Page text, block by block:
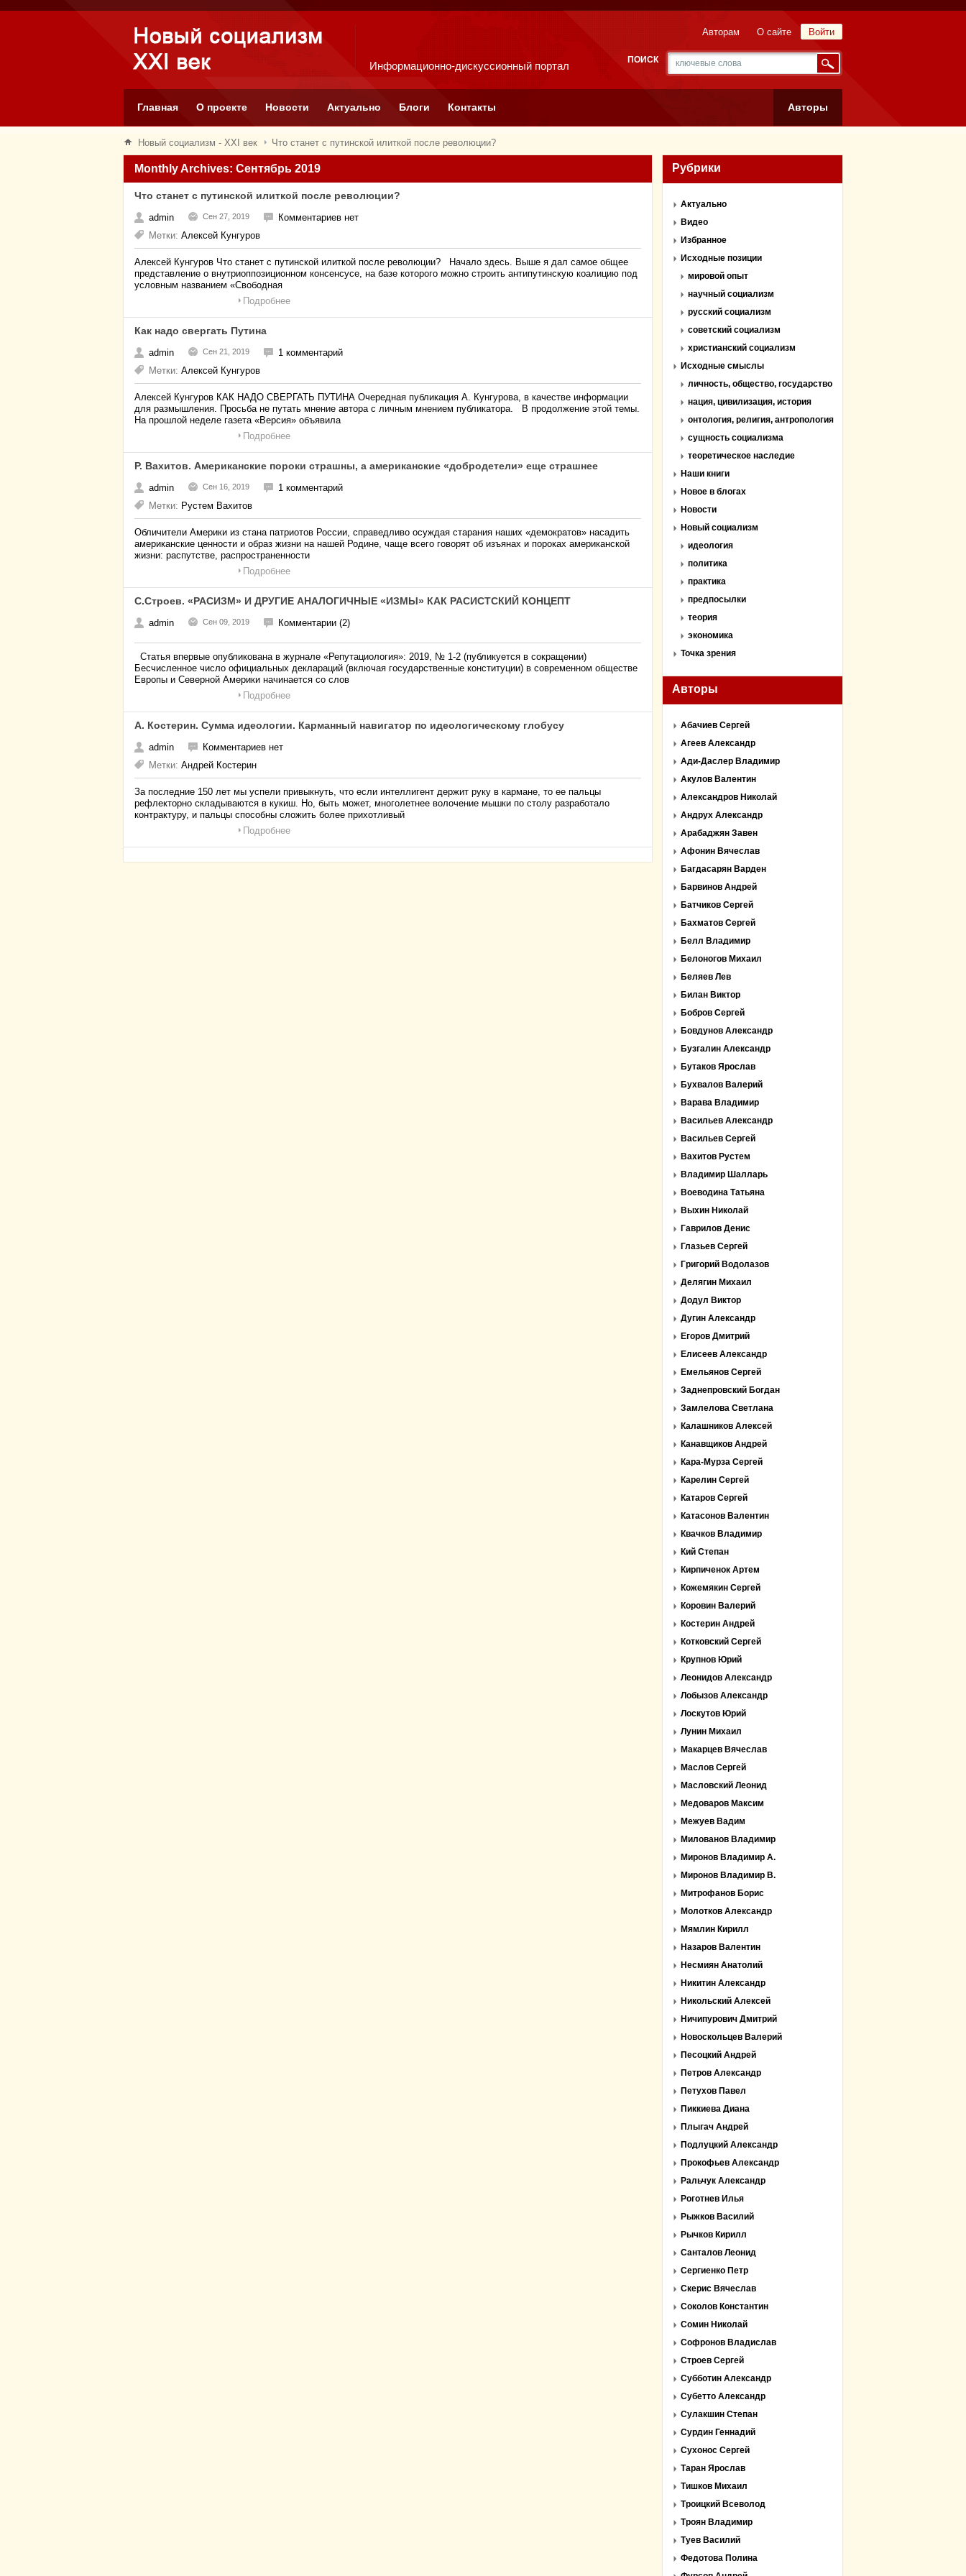
Информационно-дискуссионный портал
Войти
Авторам О сайте
ПОИСК
Главная О проекте Новости Актуально Блоги Контакты Авторы
Новый социализм - XXI век Что станет с путинской илиткой после революции?
Monthly Archives: Сентябрь 2019
Что станет с путинской илиткой после революции?
admin Сен 27, 2019
Комментариев нет
Метки: Алексей Кунгуров
Алексей Кунгуров Что станет с путинской илиткой после революции? Начало здесь. Выше я дал самое общее
представление о внутриоппозиционном консенсусе, на базе которого можно строить антипутинскую коалицию под
условным названием «Свободная
Подробнее
Как надо свергать Путина
admin Сен 21, 2019
1 комментарий
Метки: Алексей Кунгуров
Алексей Кунгуров КАК НАДО СВЕРГАТЬ ПУТИНА Очередная публикация А. Кунгурова, в качестве информации
для размышления. Просьба не путать мнение автора с личным мнением публикатора. В продолжение этой темы.
На прошлой неделе газета «Версия» объявила
Подробнее
Р. Вахитов. Американские пороки страшны, а американские «добродетели» еще страшнее
admin Сен 16, 2019
1 комментарий
Метки: Рустем Вахитов
Обличители Америки из стана патриотов России, справедливо осуждая старания наших «демократов» насадить
американские ценности и образ жизни на нашей Родине, чаще всего говорят об изъянах и пороках американской
жизни: распутстве, распространенности
Подробнее
С.Строев. «РАСИЗМ» И ДРУГИЕ АНАЛОГИЧНЫЕ «ИЗМЫ» КАК РАСИСТСКИЙ КОНЦЕПТ
admin Сен 09, 2019 Комментарии (2)
Статья впервые опубликована в журнале «Репутациология»: 2019, № 1-2 (публикуется в сокращении)
Бесчисленное число официальных деклараций (включая государственные конституции) в современном обществе
Европы и Северной Америки начинается со слов
Подробнее
А. Костерин. Сумма идеологии. Карманный навигатор по идеологическому глобусу
admin
Комментариев нет
Метки: Андрей Костерин
За последние 150 лет мы успели привыкнуть, что если интеллигент держит руку в кармане, то ее пальцы
рефлекторно складываются в кукиш. Но, быть может, многолетнее волочение мышки по столу разработало
контрактуру, и пальцы способны сложить более прихотливый
Подробнее
Рубрики
Актуально
Видео
Избранное
Исходные позиции
мировой опыт
научный социализм
русский социализм
советский социализм
христианский социализм
Исходные смыслы
личность, общество, государство
нация, цивилизация, история
онтология, религия, антропология
сущность социализма
теоретическое наследие
Наши книги
Новое в блогах
Новости
Новый социализм
идеология
политика
практика
предпосылки
теория
экономика
Точка зрения
Авторы
Абачиев Сергей
Агеев Александр
Ади-Даслер Владимир
Акулов Валентин
Александров Николай
Андрух Александр
Арабаджян Завен
Афонин Вячеслав
Багдасарян Варден
Барвинов Андрей
Батчиков Сергей
Бахматов Сергей
Белл Владимир
Белоногов Михаил
Беляев Лев
Билан Виктор
Бобров Сергей
Бовдунов Александр
Бузгалин Александр
Бутаков Ярослав
Бухвалов Валерий
Варава Владимир
Васильев Александр
Васильев Сергей
Вахитов Рустем
Владимир Шалларь
Воеводина Татьяна
Выхин Николай
Гаврилов Денис
Глазьев Сергей
Григорий Водолазов
Делягин Михаил
Додул Виктор
Дугин Александр
Егоров Дмитрий
Елисеев Александр
Емельянов Сергей
Заднепровский Богдан
Замлелова Светлана
Калашников Алексей
Канавщиков Андрей
Кара-Мурза Сергей
Карелин Сергей
Катаров Сергей
Катасонов Валентин
Квачков Владимир
Кий Степан
Кирпиченок Артем
Кожемякин Сергей
Коровин Валерий
Костерин Андрей
Котковский Сергей
Крупнов Юрий
Леонидов Александр
Лобызов Александр
Лоскутов Юрий
Лунин Михаил
Макарцев Вячеслав
Маслов Сергей
Масловский Леонид
Медоваров Максим
Межуев Вадим
Милованов Владимир
Миронов Владимир А.
Миронов Владимир В.
Митрофанов Борис
Молотков Александр
Мямлин Кирилл
Назаров Валентин
Несмиян Анатолий
Никитин Александр
Никольский Алексей
Ничипурович Дмитрий
Новоскольцев Валерий
Песоцкий Андрей
Петров Александр
Петухов Павел
Пиккиева Диана
Плыгач Андрей
Подлуцкий Александр
Прокофьев Александр
Ральчук Александр
Роготнев Илья
Рыжков Василий
Рычков Кирилл
Санталов Леонид
Сергиенко Петр
Скерис Вячеслав
Соколов Константин
Сомин Николай
Софронов Владислав
Строев Сергей
Субботин Александр
Субетто Александр
Сулакшин Степан
Сурдин Геннадий
Сухонос Сергей
Таран Ярослав
Тишков Михаил
Троицкий Всеволод
Троян Владимир
Туев Василий
Федотова Полина